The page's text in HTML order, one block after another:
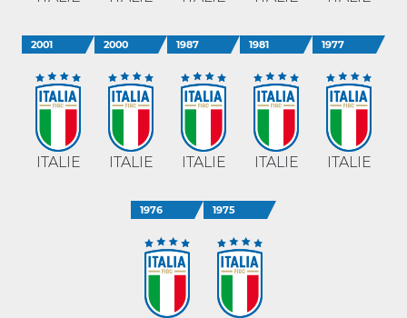
2001
ITALIE
2000
ITALIE
1987
ITALIE
1981
ITALIE
1977
ITALIE
1976 1975